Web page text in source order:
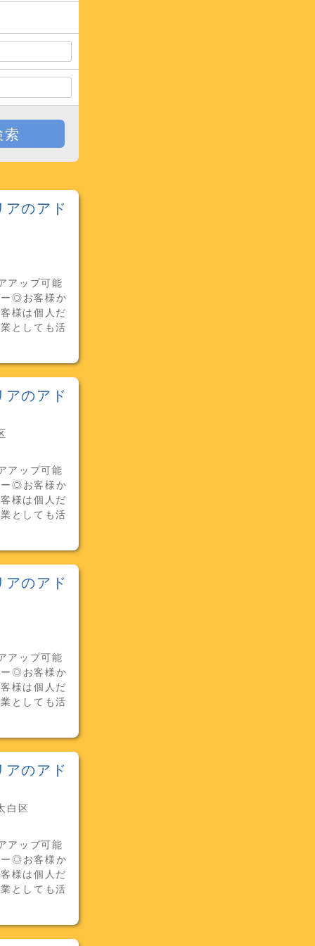
索
のアド
アップ可能
◎お客様か
様は個人だ
としても活
のアド
アップ可能
◎お客様か
様は個人だ
としても活
のアド
アップ可能
◎お客様か
様は個人だ
としても活
のアド
白区
アップ可能
◎お客様か
様は個人だ
としても活